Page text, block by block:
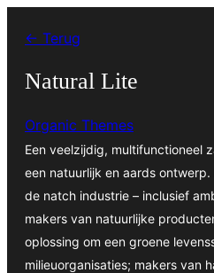
naar← Terug
Natural Lite
Organic Themes
Een veelzijdig, multifunctioneel
een natuurlijk en aards
de natch industrie – inclusief
makers van natuurlijke
oplossing om een groene
milieuorganisaties; makers van